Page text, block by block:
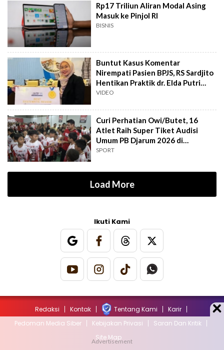
Rp17 Triliun Aliran Modal Asing
Masuk ke Pinjol RI
BISNIS
Buntut Kasus Komentar
Nirempati Pasien BPJS, RS Sardjito
Hentikan Praktik dr. Elda Putri
Rahard
VIDEO
Curi Perhatian Owi/Butet, 16
Atlet Raih Super Tiket Audisi
Umum PB Djarum 2026 di
Makassar
SPORT
Load More
Ikuti Kami
Redaksi Kontak Tentang Kami
Karir
Pedoman Media Siber
Kebijakan Privasi
Saran Dan Kritik
Site Map